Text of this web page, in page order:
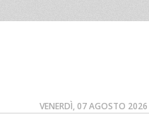
VENERDÌ, 07 AGOSTO 2026